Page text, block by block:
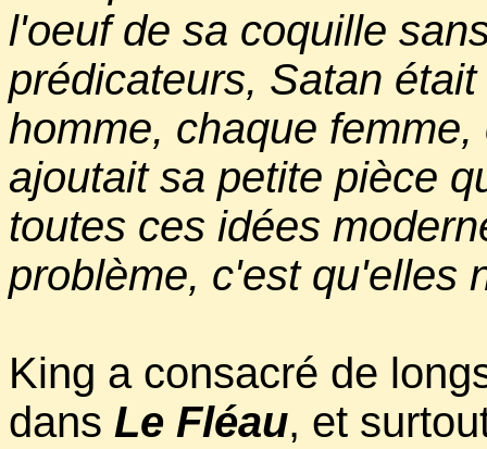
l'oeuf de sa coquille
prédicateurs, Satan
homme, chaque
ajoutait sa petite pièce
toutes ces idées
problème, c'est qu'elles
King a consacré de
dans Le Fléau, et